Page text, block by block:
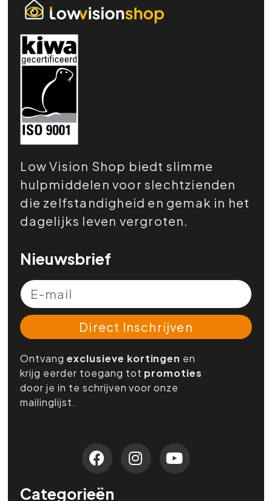
Low Vision Shop biedt slimme
hulpmiddelen voor slechtzienden
die zelfstandigheid en gemak in het
dagelijks leven vergroten.
Nieuwsbrief
Direct Inschrijven
Ontvangexclusieve kortingen en
krijg eerder toegang tot promoties
door je in te schrijven voor onze
mailinglijst.
Categorieën